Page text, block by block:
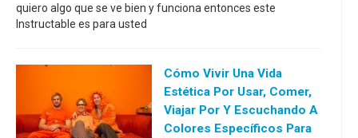
quiero algo que se ve bien y funciona entonces este
Instructable es para usted
Cómo Vivir Una Vida
Estética Por Usar, Comer,
Viajar Por Y Escuchando A
Colores Específicos Para